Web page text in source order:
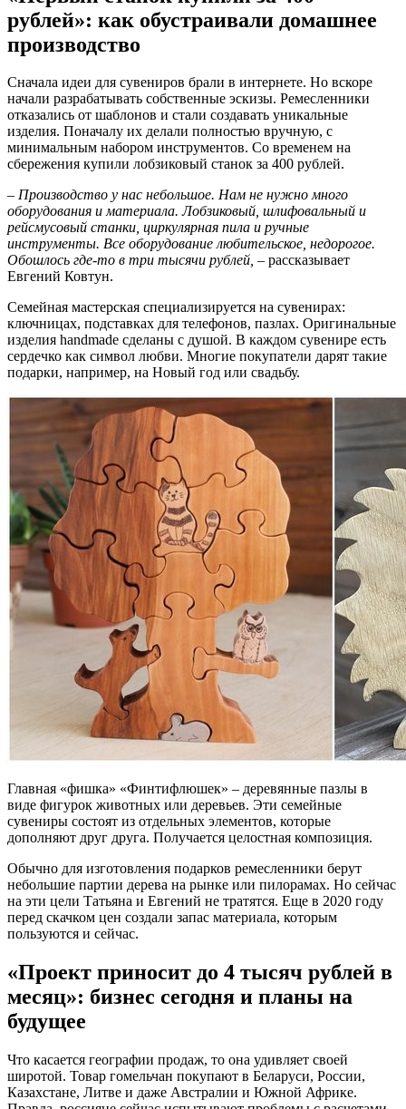
рублей»: как обустраивали домашнее
производство
Сначала идеи для сувениров брали в интернете. Но вскоре
начали разрабатывать собственные эскизы. Ремесленники
отказались от шаблонов и стали создавать уникальные
изделия. Поначалу их делали полностью вручную, с
минимальным набором инструментов. Со временем на
сбережения купили лобзиковый станок за 400 рублей.
– Производство у нас небольшое. Нам не нужно много
оборудования и материала. Лобзиковый, шлифовальный и
рейсмусовый станки, циркулярная пила и ручные
инструменты. Все оборудование любительское, недорогое.
Обошлось где-то в три тысячи рублей, – рассказывает
Евгений Ковтун.
Семейная мастерская специализируется на сувенирах:
ключницах, подставках для телефонов, пазлах. Оригинальные
изделия handmade сделаны с душой. В каждом сувенире есть
сердечко как символ любви. Многие покупатели дарят такие
подарки, например, на Новый год или свадьбу.
Главная «фишка» «Финтифлюшек» – деревянные пазлы в
виде фигурок животных или деревьев. Эти семейные
сувениры состоят из отдельных элементов, которые
дополняют друг друга. Получается целостная композиция.
Обычно для изготовления подарков ремесленники берут
небольшие партии дерева на рынке или пилорамах. Но сейчас
на эти цели Татьяна и Евгений не тратятся. Еще в 2020 году
перед скачком цен создали запас материала, которым
пользуются и сейчас.
«Проект приносит до 4 тысяч рублей в
месяц»: бизнес сегодня и планы на
будущее
Что касается географии продаж, то она удивляет своей
широтой. Товар гомельчан покупают в Беларуси, России,
Казахстане, Литве и даже Австралии и Южной Африке.